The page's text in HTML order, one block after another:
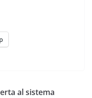
al sistema